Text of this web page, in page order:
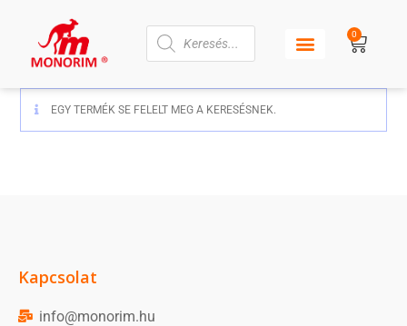
0
EGY TERMÉK SE FELELT MEG A KERESÉSNEK.
Kapcsolat
info@monorim.hu